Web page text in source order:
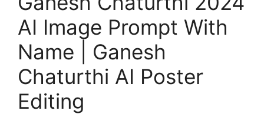
AI Image Prompt With
Name | Ganesh
Chaturthi AI Poster
Editing